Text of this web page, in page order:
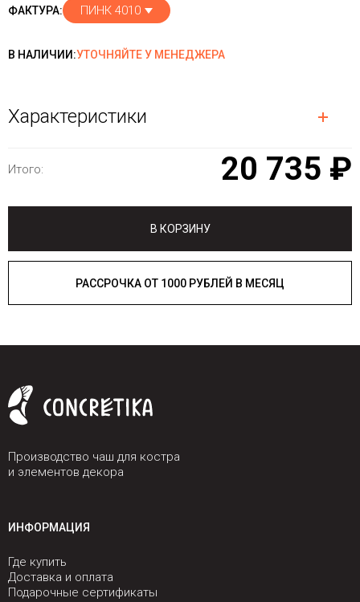
ФАКТУРА: ПИНК 4010
В НАЛИЧИИ:УТОЧНЯЙТЕ У МЕНЕДЖЕРА
Характеристики
Итого: 20 735 ₽
В КОРЗИНУ
РАССРОЧКА ОТ 1000 РУБЛЕЙ В МЕСЯЦ
Производство чаш для костра
и элементов декора
ИНФОРМАЦИЯ
Где купить
Доставка и оплата
Подарочные сертификаты